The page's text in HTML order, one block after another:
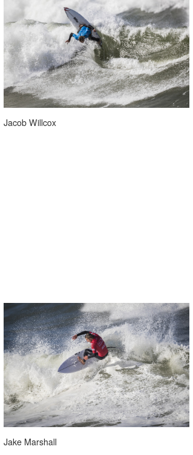
Jacob Willcox
Jake Marshall